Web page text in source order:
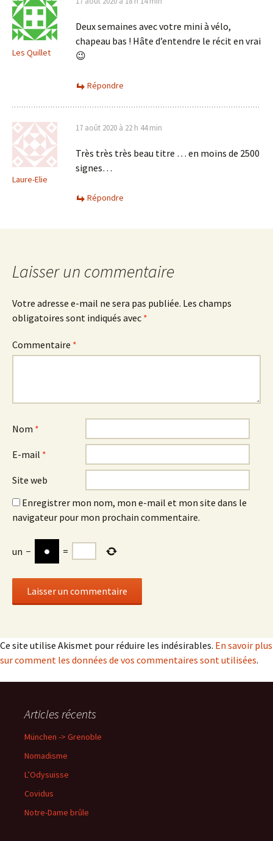
Les Quillet
Deux semaines avec votre mini à vélo,
chapeau bas ! Hâte d’entendre le récit en vrai
😉
Répondre
Laure-Elie
17 août 2020 à 22 h 44 min
Très très très beau titre … en moins de 2500
signes…
Répondre
Laisser un commentaire
Votre adresse e-mail ne sera pas publiée. Les champs
obligatoires sont indiqués avec *
Commentaire *
Nom *
E-mail *
Site web
Enregistrer mon nom, mon e-mail et mon site dans le
navigateur pour mon prochain commentaire.
un − =
Ce site utilise Akismet pour réduire les indésirables. En savoir plus
sur comment les données de vos commentaires sont utilisées.
Articles récents
München -> Grenoble
Nomadisme
L’Odysuisse
Covidus
Notre-Dame brûle